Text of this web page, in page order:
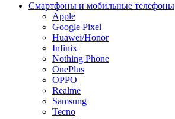
Смартфоны и мобильные телефоны
Apple
Google Pixel
Huawei/Honor
Infinix
Nothing Phone
OnePlus
OPPO
Realme
Samsung
Tecno